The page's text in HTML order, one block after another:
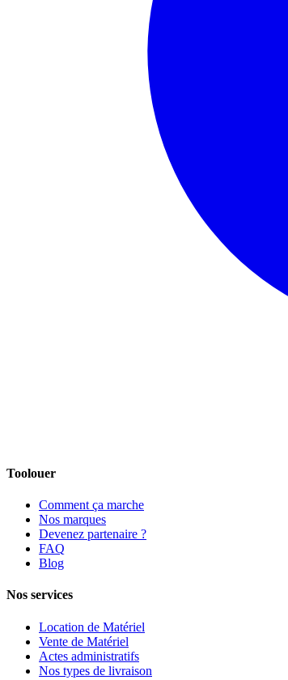
Toolouer
Comment ça marche
Nos marques
Devenez partenaire ?
FAQ
Blog
Nos services
Location de Matériel
Vente de Matériel
Actes administratifs
Nos types de livraison